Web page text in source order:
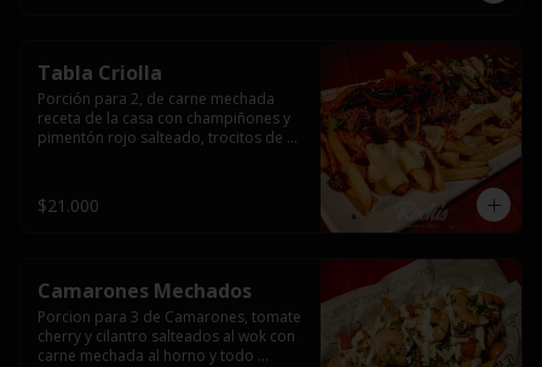
Tabla Criolla
Porción para 2, de carne mechada
receta de la casa con champiñones y
pimentón rojo salteado, trocitos de
papas fritas.
$21.000
Camarones Mechados
Porcion para 3 de Camarones, tomate
cherry y cilantro salteados al wok con
carne mechada al horno y todo